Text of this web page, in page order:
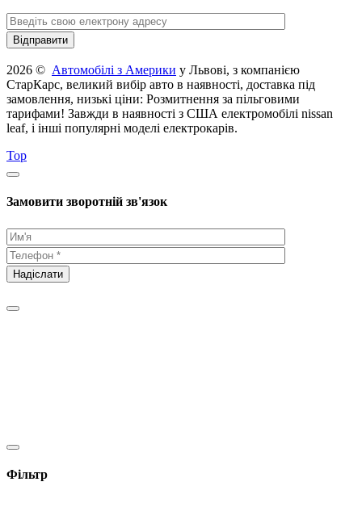
2026 © Автомобілі з Америки у Львові, з компанією
СтарКарс, великий вибір авто в наявності, доставка під
замовлення, низькі ціни: Розмитнення за пільговими
тарифами! Завжди в наявності з США електромобілі nissan
leaf, і інші популярні моделі електрокарів.
Top
Замовити зворотній зв'язок
Фільтр